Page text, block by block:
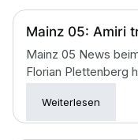
Bundesliga heute 2.
Mainz 05: Amiri
Mainz 05 News
Florian Plettenberg
Weiterlesen